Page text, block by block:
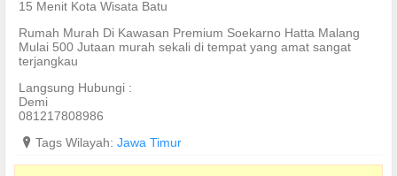
15 Menit Kota Wisata Batu
Rumah Murah Di Kawasan Premium Soekarno Hatta Malang
Mulai 500 Jutaan murah sekali di tempat yang amat sangat
terjangkau
Langsung Hubungi :
Demi
081217808986
? Tags Wilayah: Jawa Timur